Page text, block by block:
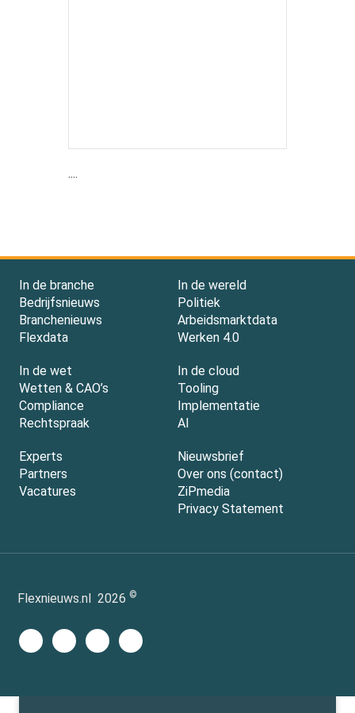
....
In de branche
Bedrijfsnieuws
Branchenieuws
Flexdata
In de wereld
Politiek
Arbeidsmarktdata
Werken 4.0
In de wet
Wetten & CAO’s
Compliance
Rechtspraak
In de cloud
Tooling
Implementatie
AI
Experts
Partners
Vacatures
Nieuwsbrief
Over ons (contact)
ZiPmedia
Privacy Statement
Flexnieuws.nl 2026 ©